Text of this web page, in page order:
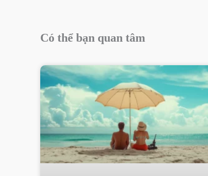
Có thể bạn quan tâm